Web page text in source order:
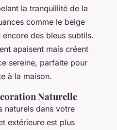
la tranquillité de la
comme le beige
des bleus subtils.
apaisent mais créent
sereine, parfaite pour
à la maison.
Naturelle
naturels dans votre
extérieure est plus